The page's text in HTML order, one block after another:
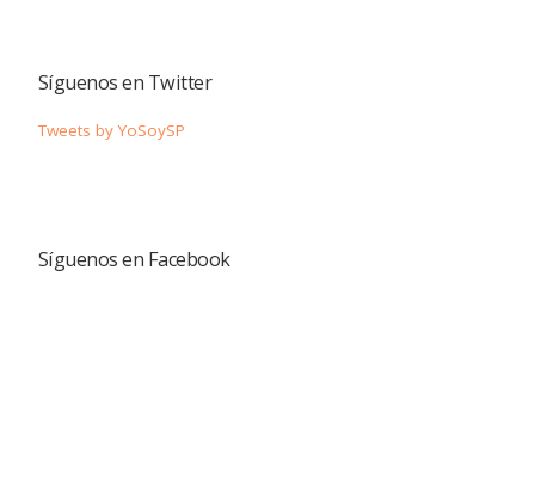
Síguenos en Twitter
Tweets by YoSoySP
Síguenos en Facebook